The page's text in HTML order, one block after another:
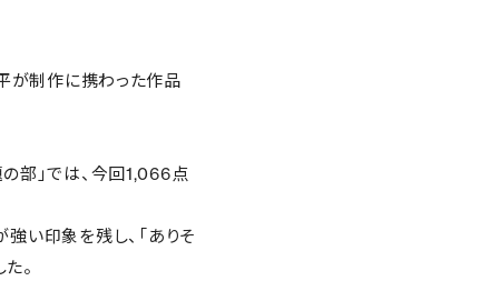
が制作に携わった作品
部」では、今回1,066点
い印象を残し、「ありそ
。